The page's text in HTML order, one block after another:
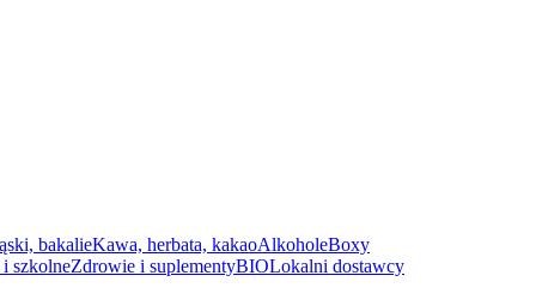
bakalieKawa, herbata, kakaoAlkoholeBoxy
szkolneZdrowie i suplementyBIOLokalni dostawcy